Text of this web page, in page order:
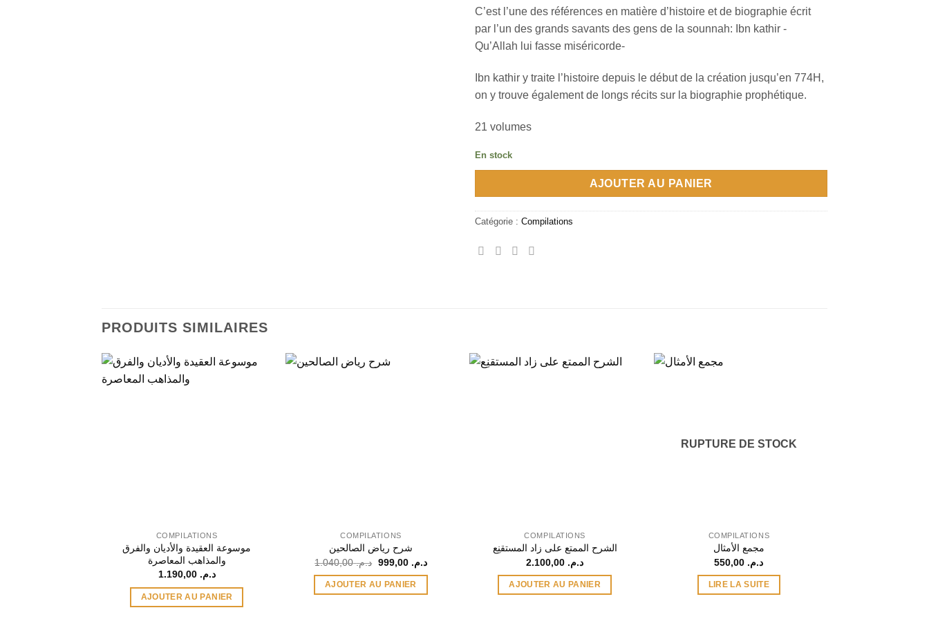
C’est l’une des références en matière d’histoire et de biographie écrit
par l’un des grands savants des gens de la sounnah: Ibn kathir -
Qu’Allah lui fasse miséricorde-
Ibn kathir y traite l’histoire depuis le début de la création jusqu’en 774H,
on y trouve également de longs récits sur la biographie prophétique.
21 volumes
En stock
AJOUTER AU PANIER
Catégorie : Compilations
PRODUITS SIMILAIRES
COMPILATIONS
موسوعة العقيدة والأديان والفرق
والمذاهب المعاصرة
د.م. 1.190,00
AJOUTER AU PANIER
COMPILATIONS
شرح رياض الصالحين
د.م.1.040,00
Le
initial
était :
د.م. 999,00
Le
AJOUTER AU PANIER
COMPILATIONS
الشرح الممتع على زاد المستقنِع
د.م.
AJOUTER AU PANIER
RUPTURE DE STOCK
COMPILATIONS
مجمع الأمثال
د.م.
LIRE LA SUITE